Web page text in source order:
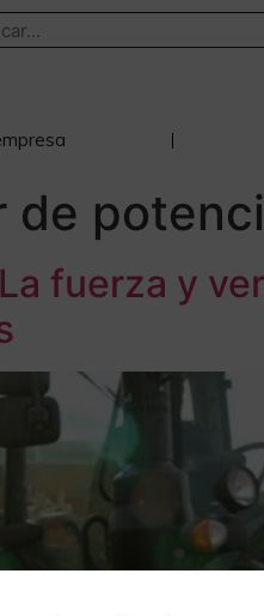
de
fuerza y